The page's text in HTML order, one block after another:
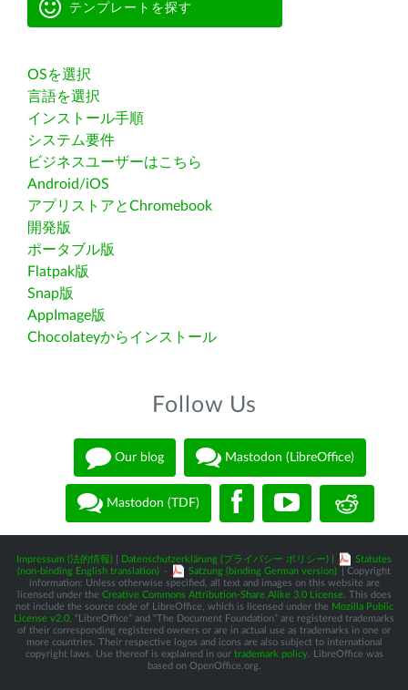
テンプレートを探す
OSを選択
言語を選択
インストール手順
システム要件
ビジネスユーザーはこちら
Android/iOS
アプリストアとChromebook
開発版
ポータブル版
Flatpak版
Snap版
AppImage版
Chocolateyからインストール
Follow Us
Our blog Mastodon (LibreOffice)
Mastodon (TDF)
Impressum (法的情報) Datenschutzerklärung (プライバシー ポリシー)
Statutes
(non-binding English translation) - Satzung (binding German version)
| Copyright
information: Unless otherwise specified, all text and images on this website are
licensed under the Creative Commons Attribution-Share Alike 3.0 License. This does
not include the source code of LibreOffice, which is licensed under the Mozilla Public
License v2.0 . “LibreOffice” and “The Document Foundation” are registered trademarks
of their corresponding registered owners or are in actual use as trademarks in one or
more countries. Their respective logos and icons are also subject to international
copyright laws. Use thereof is explained in our trademark policy. LibreOffice was
based on OpenOffice.org.